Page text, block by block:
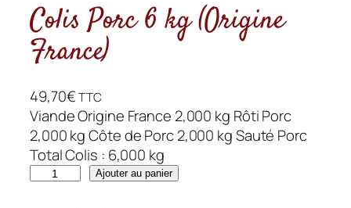
Colis Porc 6 kg (Origine
France)
49,70€ TTC
Viande Origine France 2,000 kg Rôti Porc
2,000 kg Côte de Porc 2,000 kg Sauté Porc
Total Colis : 6,000 kg
Ajouter au panier